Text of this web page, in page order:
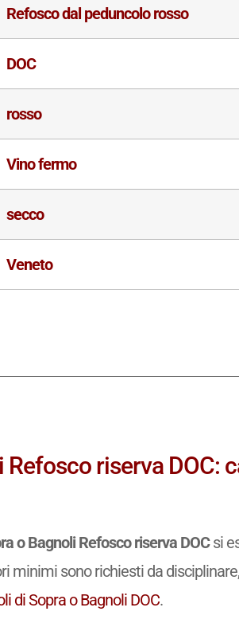
Refosco dal peduncolo rosso
DOC
rosso
Vino fermo
secco
Veneto
riserva DOC:
o Bagnoli Refosco riserva DOCsi
minimi sono richiesti da
di Sopra o Bagnoli DOC.